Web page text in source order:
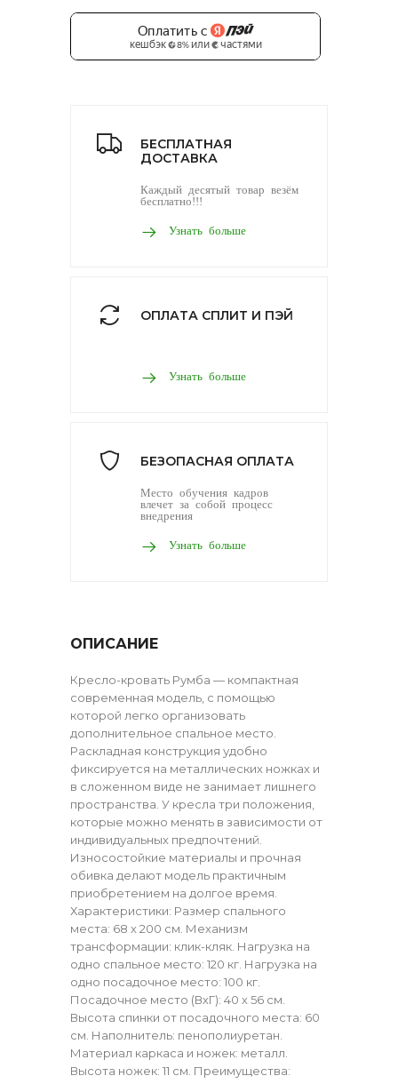
БЕСПЛАТНАЯ
ДОСТАВКА
Каждый десятый товар везём
бесплатно!!!
Узнать больше
ОПЛАТА СПЛИТ И ПЭЙ
Узнать больше
БЕЗОПАСНАЯ ОПЛАТА
Место обучения кадров
влечет за собой процесс
внедрения
Узнать больше
ОПИСАНИЕ
Кресло-кровать Румба — компактная
современная модель, с помощью
которой легко организовать
дополнительное спальное место.
Раскладная конструкция удобно
фиксируется на металлических ножках и
в сложенном виде не занимает лишнего
пространства. У кресла три положения,
которые можно менять в зависимости от
индивидуальных предпочтений.
Износостойкие материалы и прочная
обивка делают модель практичным
приобретением на долгое время.
Характеристики: Размер спального
места: 68 х 200 см. Механизм
трансформации: клик-кляк. Нагрузка на
одно спальное место: 120 кг. Нагрузка на
одно посадочное место: 100 кг.
Посадочное место (ВхГ): 40 х 56 см.
Высота спинки от посадочного места: 60
см. Наполнитель: пенополиуретан.
Материал каркаса и ножек: металл.
Высота ножек: 11 см. Преимущества: